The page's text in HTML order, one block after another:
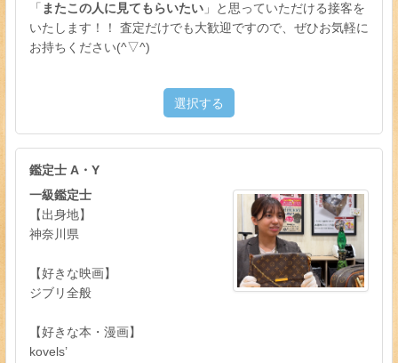
「 またこの人に見てもらいたい 」と思っていただける接客を
いたします！！ 査定だけでも大歓迎ですので、ぜひお気軽に
お持ちください(^▽^)
選択する
鑑定士 A・Y
一級鑑定士
【出身地】
神奈川県
【好きな映画】
ジブリ全般
【好きな本・漫画】
kovels’